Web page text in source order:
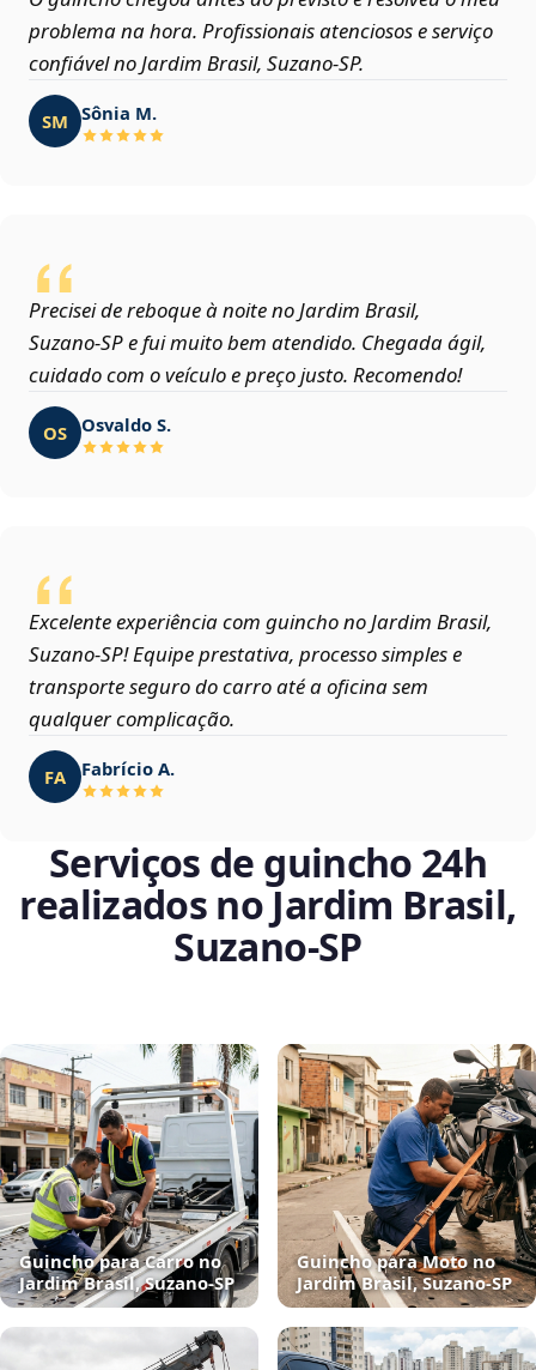
problema na hora. Profissionais atenciosos e serviço
confiável no Jardim Brasil, Suzano‑SP.
SM Sônia M.
Precisei de reboque à noite no Jardim Brasil,
Suzano‑SP e fui muito bem atendido. Chegada ágil,
cuidado com o veículo e preço justo. Recomendo!
OS Osvaldo S.
Excelente experiência com guincho no Jardim Brasil,
Suzano‑SP! Equipe prestativa, processo simples e
transporte seguro do carro até a oficina sem
qualquer complicação.
FA Fabrício A.
Serviços de guincho 24h
realizados no Jardim Brasil,
Suzano‑SP
Guincho para Carro no
Jardim Brasil, Suzano‑SP
Guincho para Moto no
Jardim Brasil, Suzano‑SP